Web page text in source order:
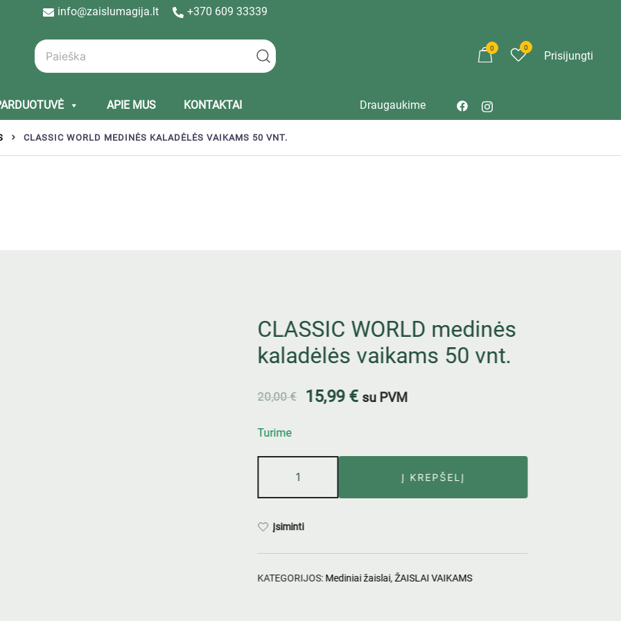
info@zaislumagija.lt +370 609 33339
0 0
Prisijungti
APIE MUS KONTAKTAI Draugaukime
CLASSIC WORLD MEDINĖS KALADĖLĖS VAIKAMS 50 VNT.
CLASSIC WORLD medinės
kaladėlės vaikams 50 vnt.
20,00€ 15,99 € su PVM
Turime
Į KREPŠELĮ
Įsiminti
KATEGORIJOS:Mediniai žaislai,ŽAISLAI VAIKAMS